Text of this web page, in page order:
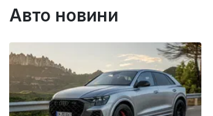
Авто новини